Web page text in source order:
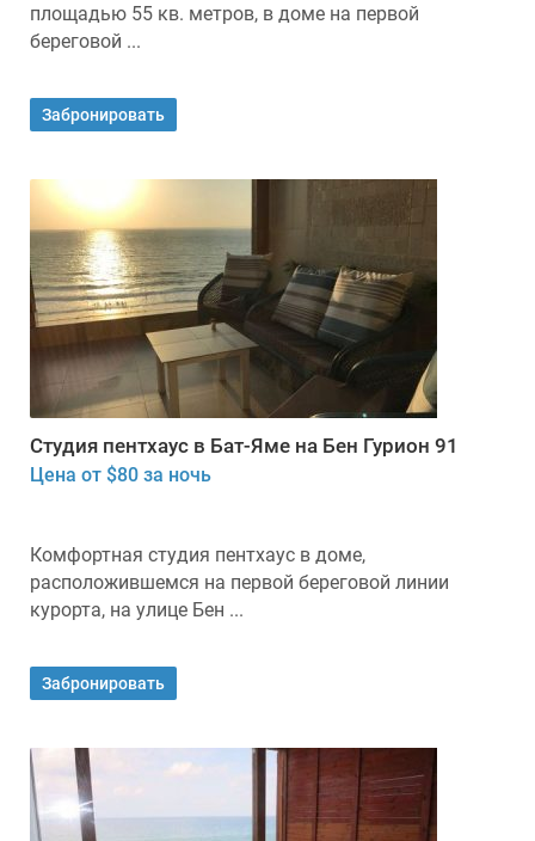
площадью 55 кв. метров, в доме на первой
береговой ...
Забронировать
Студия пентхаус в Бат-Яме на Бен Гурион 91
Цена от $80 за ночь
Комфортная студия пентхаус в доме,
расположившемся на первой береговой линии
курорта, на улице Бен ...
Забронировать